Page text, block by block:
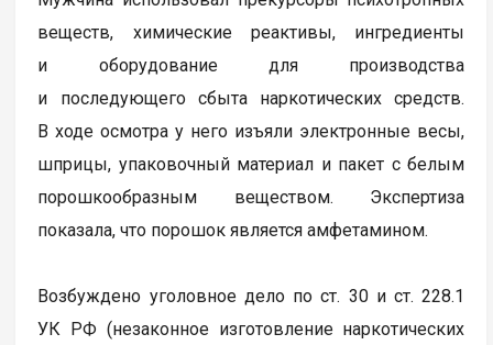
веществ, химические реактивы, ингредиенты
и оборудование для производства
и последующего сбыта наркотических средств.
В ходе осмотра у него изъяли электронные весы,
шприцы, упаковочный материал и пакет с белым
порошкообразным веществом. Экспертиза
показала, что порошок является амфетамином.
Возбуждено уголовное дело по ст. 30 и ст. 228.1
УК РФ (незаконное изготовление наркотических